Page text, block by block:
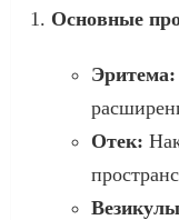
Основные
Эритема:
Отек: